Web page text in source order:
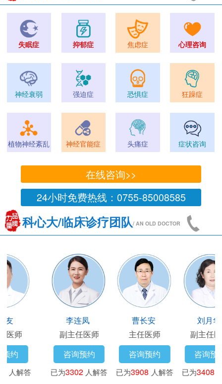
失眠症 抑郁症 焦虑症 心理咨询
神经衰弱 强迫症 恐惧症 狂躁症
植物神经紊乱 神经官能症 头痛症 症状咨询
在线咨询>>
24小时免费热线：0755-85008585
科心大/临床诊疗团队/ AN OLD DOCTOR
王凯
医师
预约
人解答
王国陶
临床部主任
咨询预约
已为4173 人解答
顾连友
副主任医师
咨询预约
已为3016 人解答
李
副主
咨
已为